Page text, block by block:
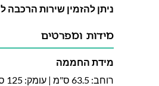
ניתן להזמין שירות הרכבה
מידות ומפרטים
מידת החממה